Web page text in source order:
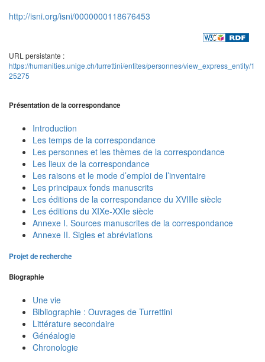
http://isni.org/isni/0000000118676453
URL persistante :
https://humanities.unige.ch/turrettini/entites/personnes/view_express_entity/1
25275
Présentation de la correspondance
Introduction
Les temps de la correspondance
Les personnes et les thèmes de la correspondance
Les lieux de la correspondance
Les raisons et le mode d’emploi de l’inventaire
Les principaux fonds manuscrits
Les éditions de la correspondance du XVIIIe siècle
Les éditions du XIXe-XXIe siècle
Annexe I. Sources manuscrites de la correspondance
Annexe II. Sigles et abréviations
Projet de recherche
Biographie
Une vie
Bibliographie : Ouvrages de Turrettini
Littérature secondaire
Généalogie
Chronologie